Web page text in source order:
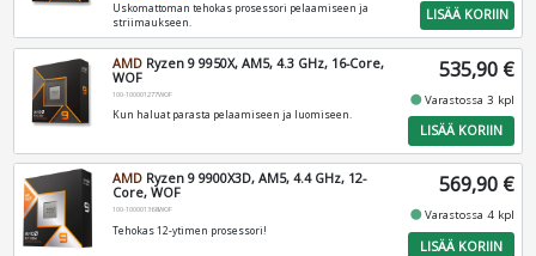
Uskomattoman tehokas prosessori pelaamiseen ja
striimaukseen.
LISÄÄ KORIIN
AMD Ryzen 9 9950X, AM5, 4.3 GHz, 16-Core,
WOF
100-100001277WOF
Kun haluat parasta pelaamiseen ja luomiseen.
535,90 €
fiber_manual_recordVarastossa 3 kpl
LISÄÄ KORIIN
AMD Ryzen 9 9900X3D, AM5, 4.4 GHz, 12-
Core, WOF
100-100001368WOF
Tehokas 12-ytimen prosessori!
569,90 €
fiber_manual_recordVarastossa 4 kpl
LISÄÄ KORIIN